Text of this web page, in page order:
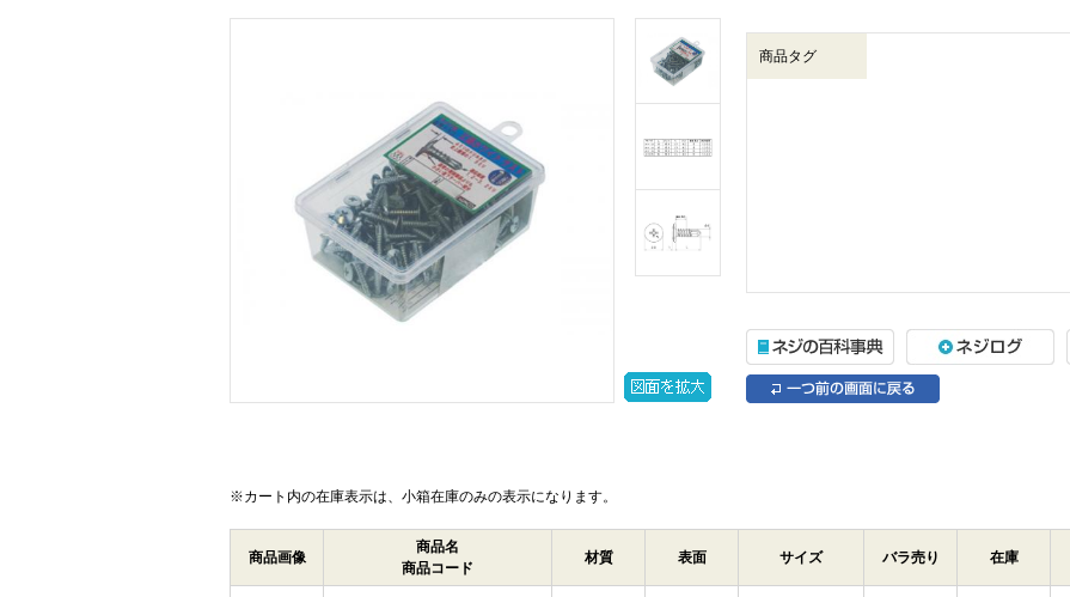
商品タグ
※カート内の在庫表示は、小箱在庫のみの表示になります。
商品画像
商品名
商品コード
材質 表面 サイズ バラ売り 在庫